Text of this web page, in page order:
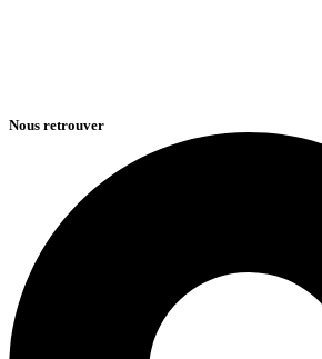
Nous retrouver